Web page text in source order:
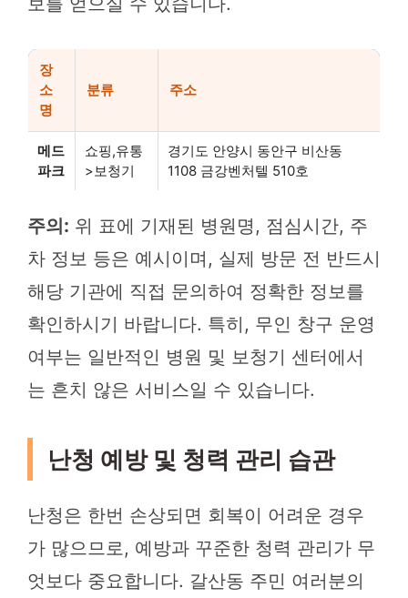
장
소
명
분류 주소
메드
파크
쇼핑,유통
>보청기
경기도 안양시 동안구 비산동
1108 금강벤처텔 510호
주의: 위 표에 기재된 병원명, 점심시간, 주
차 정보 등은 예시이며, 실제 방문 전 반드시
해당 기관에 직접 문의하여 정확한 정보를
확인하시기 바랍니다. 특히, 무인 창구 운영
여부는 일반적인 병원 및 보청기 센터에서
는 흔치 않은 서비스일 수 있습니다.
난청 예방 및 청력 관리 습관
난청은 한번 손상되면 회복이 어려운 경우
가 많으므로, 예방과 꾸준한 청력 관리가 무
엇보다 중요합니다. 갈산동 주민 여러분의